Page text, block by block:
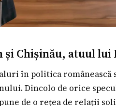
Chișinău, atuul lui
în politica românească
Dincolo de orice
de o rețea de relații